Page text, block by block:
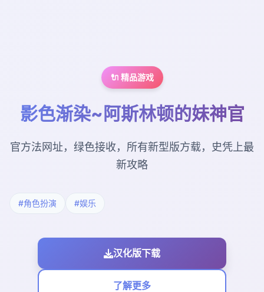
🔌 精品游戏
影色渐染~阿斯林顿的妹神官
官方法网址，绿色接收，所有新型版方载，史凭上最
新攻略
#角色扮演 #娱乐
汉化版下载
了解更多